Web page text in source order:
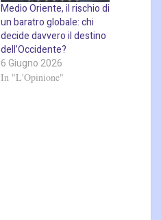
Medio Oriente, il rischio di
un baratro globale: chi
decide davvero il destino
dell’Occidente?
6 Giugno 2026
In "L'Opinione"